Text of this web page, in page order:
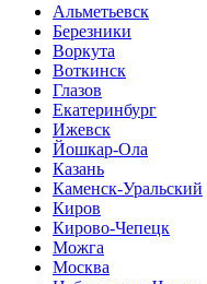
Альметьевск
Березники
Воркута
Воткинск
Глазов
Екатеринбург
Ижевск
Йошкар-Ола
Казань
Каменск-Уральский
Киров
Кирово-Чепецк
Можга
Москва